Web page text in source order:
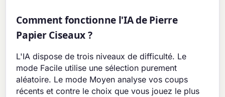
Comment fonctionne l'IA de Pierre
Papier Ciseaux ?
L'IA dispose de trois niveaux de difficulté. Le
mode Facile utilise une sélection purement
aléatoire. Le mode Moyen analyse vos coups
récents et contre le choix que vous jouez le plus